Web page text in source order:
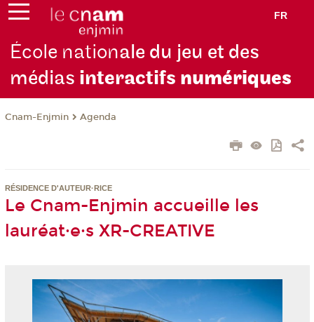
FR
École nationale du jeu et des
médias interactifs numériques
Cnam-Enjmin Agenda
RÉSIDENCE D'AUTEUR·RICE
Le Cnam-Enjmin accueille les
lauréat·e·s XR-CREATIVE